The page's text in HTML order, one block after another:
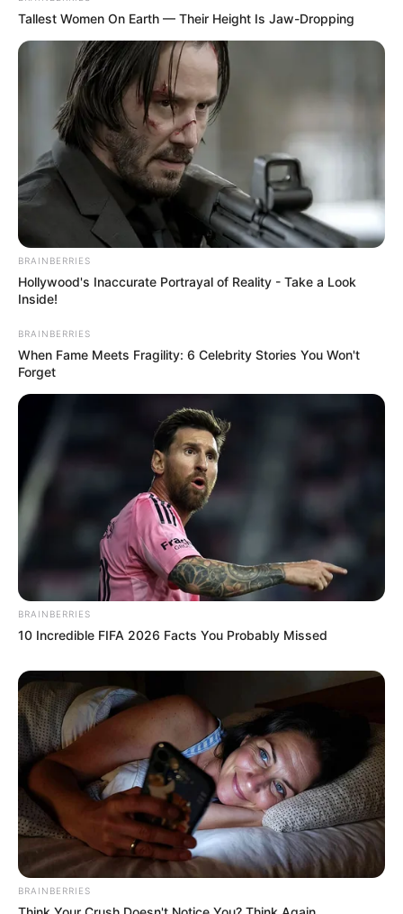
AAposentadoria Especial defendida pela CONACS
compatível aos dos agentes na ativa, ou seja, de 2 salários
mínimos (podendo ser de 3 salários mínimos, caso o PL de autoria
de Valtenir Pereira seja aprovado no Congresso). A Insalubridade
poderá ficar em 40%, sobre o valor do salário base, tanto para os
agentes comunitários quanto para os de combate às endemias.
Nenhum outro seguimento de servidores profissionais do país
tem um histórico de tantas vitórias como o apresentado acima.
:
+Série A Caminho do Céu é aclamada pela crítica (veja o trailer
Entretenimento: Amor Rural: A verdade por trás do Dorama da
31 melhores filmes para assistir na Netflix em 2023 (veja os
Trailer's!)
+7 Doramas da Netflix fresquinhos para você assistir.
Tallest Women On Earth — Their Height Is Jaw-Dropping
BRAINBERRIES
Hollywood's Inaccurate Portrayal of Reality - Take a Look
Inside!
BRAINBERRIES
When Fame Meets Fragility: 6 Celebrity Stories You Won't
Forget
BRAINBERRIES
10 Incredible FIFA 2026 Facts You Probably Missed
BRAINBERRIES